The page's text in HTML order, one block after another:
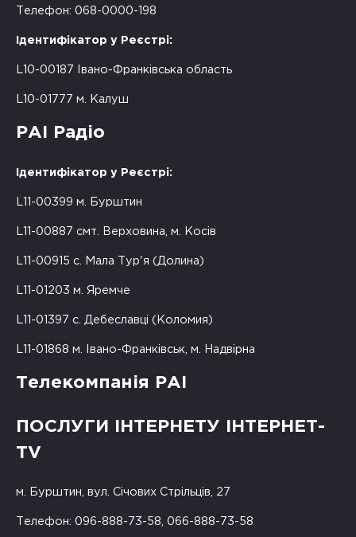
Телефон: 068-0000-198
Ідентифікатор у Реєстрі:
L10-00187 Івано-Франківська область
L10-01777 м. Калуш
РАІ Радіо
Ідентифікатор у Реєстрі:
L11-00399 м. Бурштин
L11-00887 смт. Верховина, м. Косів
L11-00915 с. Мала Тур'я (Долина)
L11-01203 м. Яремче
L11-01397 с. Дебеславці (Коломия)
L11-01868 м. Івано-Франківськ, м. Надвірна
Телекомпанія РАІ
ПОСЛУГИ ІНТЕРНЕТУ ІНТЕРНЕТ-
TV
м. Бурштин, вул. Січових Стрільців, 27
Телефон: 096-888-73-58, 066-888-73-58